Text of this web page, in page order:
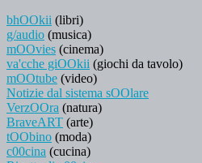
bhOOkii (libri)
g/audio (musica)
mOOvies (cinema)
va'cche giOOkii (giochi da tavolo)
mOOtube (video)
Notizie dal sistema sOOlare
VerzOOra (natura)
BraveART (arte)
tOObino (moda)
c00cina (cucina)